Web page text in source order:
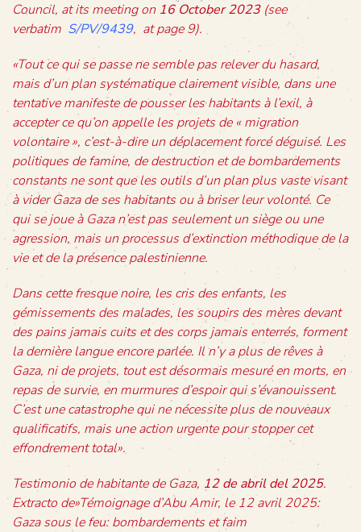
Council, at its meeting on 16 October 2023 (see
verbatim S/PV/9439, at page 9).
«Tout ce qui se passe ne semble pas relever du hasard,
mais d’un plan systématique clairement visible, dans une
tentative manifeste de pousser les habitants à l’exil, à
accepter ce qu’on appelle les projets de « migration
volontaire », c’est-à-dire un déplacement forcé déguisé. Les
politiques de famine, de destruction et de bombardements
constants ne sont que les outils d’un plan plus vaste visant
à vider Gaza de ses habitants ou à briser leur volonté. Ce
qui se joue à Gaza n’est pas seulement un siège ou une
agression, mais un processus d’extinction méthodique de la
vie et de la présence palestinienne.
Dans cette fresque noire, les cris des enfants, les
gémissements des malades, les soupirs des mères devant
des pains jamais cuits et des corps jamais enterrés, forment
la dernière langue encore parlée. Il n’y a plus de rêves à
Gaza, ni de projets, tout est désormais mesuré en morts, en
repas de survie, en murmures d’espoir qui s’évanouissent.
C’est une catastrophe qui ne nécessite plus de nouveaux
qualificatifs, mais une action urgente pour stopper cet
effondrement total».
Testimonio de habitante de Gaza, 12 de abril del 2025.
Extracto de»Témoignage d’Abu Amir, le 12 avril 2025:
Gaza sous le feu: bombardements et faim